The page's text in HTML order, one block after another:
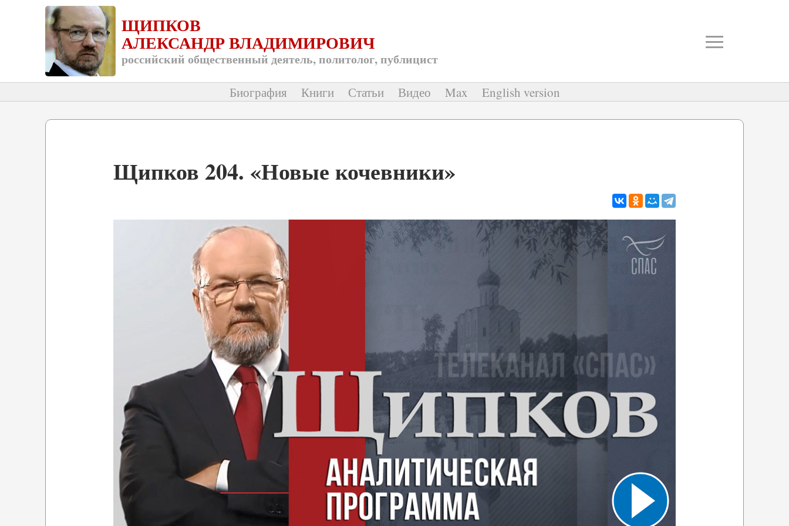
ЩИПКОВ
АЛЕКСАНДР ВЛАДИМИРОВИЧ
российский общественный деятель, политолог, публицист ≡
Биография Книги Статьи Видео Max English version
Щипков 204. «Новые кочевники»